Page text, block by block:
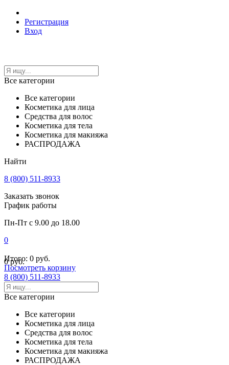
Регистрация
Вход
Все категории
Все категории
Косметика для лица
Средства для волос
Косметика для тела
Косметика для макияжа
РАСПРОДАЖА
Найти
8 (800) 511-8933
Заказать звонок
График работы
Пн-Пт с 9.00 до 18.00
0
0 руб.
Итого: 0 руб.
Посмотреть корзину
8 (800) 511-8933
Все категории
Все категории
Косметика для лица
Средства для волос
Косметика для тела
Косметика для макияжа
РАСПРОДАЖА